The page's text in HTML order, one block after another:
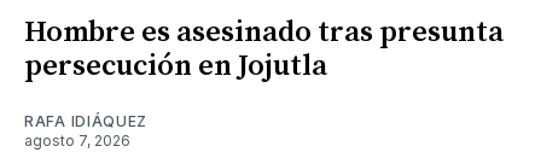
Hombre es asesinado tras presunta
persecución en Jojutla
RAFA IDIÁQUEZ
agosto 7, 2026